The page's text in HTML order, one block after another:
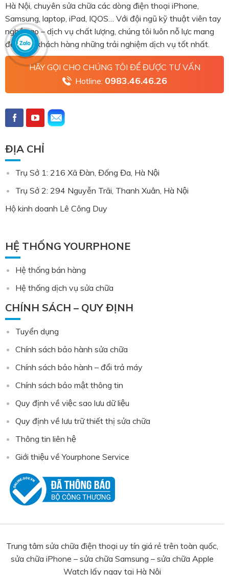
Hà Nội, chuyên sửa chữa các dòng điện thoại iPhone,
Samsung, laptop, iPad, IQOS… Với đội ngũ kỹ thuật viên tay
nghề cao – dịch vụ chất lượng, chúng tôi luôn nỗ lực mang
đến cho khách hàng những trải nghiệm dịch vụ tốt nhất.
HÃY GỌI CHO CHÚNG TÔI ĐỂ ĐƯỢC TƯ VẤN
Hotline: 0983.46.46.26
ĐỊA CHỈ
Trụ Sở 1: 216 Xã Đàn, Đống Đa, Hà Nội
Trụ Sở 2: 294 Nguyễn Trãi, Thanh Xuân, Hà Nội
Hộ kinh doanh Lê Công Duy
HỆ THỐNG YOURPHONE
Hệ thống bán hàng
Hệ thống dịch vụ sửa chữa
CHÍNH SÁCH – QUY ĐỊNH
Tuyển dụng
Chính sách bảo hành sửa chữa
Chính sách bảo hành – đổi trả máy
Chính sách bảo mật thông tin
Quy định về việc sao lưu dữ liệu
Quy định về lưu trữ thiết thị sửa chữa
Thông tin liên hệ
Giới thiệu về Yourphone Service
Trung tâm sửa chữa điện thoại uy tín giá rẻ trên toàn quốc,
sửa chữa iPhone – sửa chữa Samsung – sửa chữa Apple
Watch lấy ngay tại Hà Nội